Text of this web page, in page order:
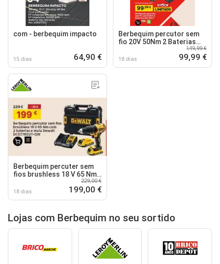
com - berbequim impacto
15 dias 64,90 €
Berbequim percutor sem
fio 20V 50Nm 2 Baterias
18 dias
149,99 €
99,99 €
Berbequim percuter sem
fios brushless 18 V 65 Nm
com 2 baterias e mala
Dewalt DCD778D2T-QW
18 dias
229,00 €
199,00 €
Lojas com Berbequim no seu sortido